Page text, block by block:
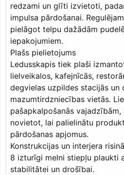
redzami un glīti izvietoti,
impulsa pārdošanai.
pielāgot telpu dažādām
iepakojumiem.
Plašs pielietojums
Ledusskapis tiek plaši
lielveikalos, kafejnīcās,
degvielas uzpildes stacijās un
mazumtirdzniecības vietās.
pašapkalpošanās
novietot, lai palielinātu
pārdošanas apjomus.
Konstrukcijas un interjera
8 izturīgi melni stiepļu plaukti
stabilitātei un drošībai.